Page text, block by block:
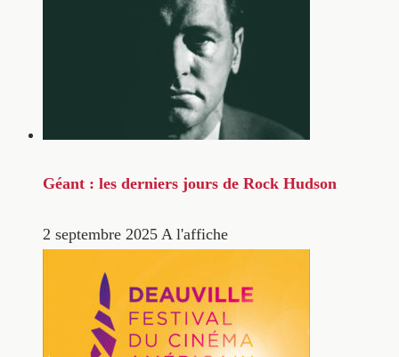
Géant : les derniers jours de Rock Hudson
2 septembre 2025 A l'affiche